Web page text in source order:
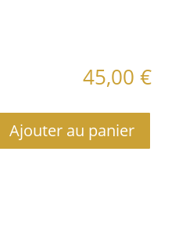
45,00€
Ajouter au panier